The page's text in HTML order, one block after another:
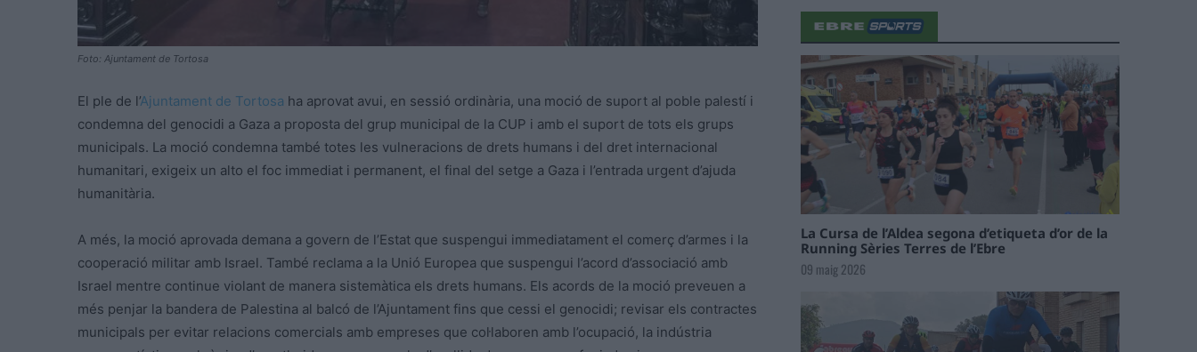
Foto: Ajuntament de Tortosa
El ple de l’Ajuntament de Tortosa ha aprovat avui, en sessió ordinària, una moció de suport al poble palestí i
condemna del genocidi a Gaza a proposta del grup municipal de la CUP i amb el suport de tots els grups
municipals. La moció condemna també totes les vulneracions de drets humans i del dret internacional
humanitari, exigeix un alto el foc immediat i permanent, el final del setge a Gaza i l’entrada urgent d’ajuda
humanitària.
A més, la moció aprovada demana a govern de l’Estat que suspengui immediatament el comerç d’armes i la
cooperació militar amb Israel. També reclama a la Unió Europea que suspengui l’acord d’associació amb
Israel mentre continue violant de manera sistemàtica els drets humans. Els acords de la moció preveuen a
més penjar la bandera de Palestina al balcó de l’Ajuntament fins que cessi el genocidi; revisar els contractes
municipals per evitar relacions comercials amb empreses que col·laboren amb l’ocupació, la indústria
La Cursa de l’Aldea segona d’etiqueta d’or de la
Running Sèries Terres de l’Ebre
09 maig 2026